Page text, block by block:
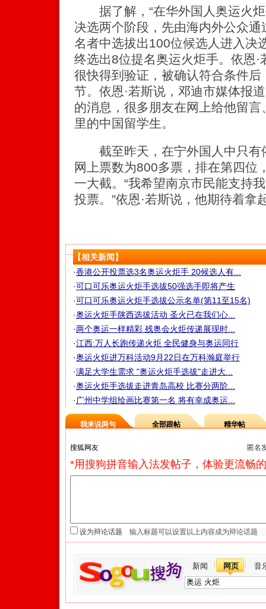
据了解，“在华外国人奥运火炬
决选两个阶段，先由海内外公众
名者中选拔出100位候选人进入决
终选出8位提名奥运火炬手。依恩
很快得到验证，被确认符合条件
节。依恩·若斯说，邓迪市媒体报
的消息，很多朋友在网上给他留
里的中国留学生。
截至昨天，在宁外国人中只有
网上票数为800多票，排在第四位
一大截。“我希望南京市民能支持
投票。”依恩·若斯说，他期待着拿
【相关新闻】
·香港公开投票选3名奥运火炬手 20候选人有...
·可口可乐奥运火炬手选拔50强选手即将产生
·可口可乐奥运火炬手选拔公示名单(第11至15名)
·奥运火炬手陕西选拔活动 圣火已在我们心...
·两个奥运一样精彩 残奥会火炬传递展现时...
·江西:万人长跑传递火炬 全民健身与奥运同行
·奥运火炬进万科活动9月22日在万科瀚庭举行
·满足大学生需求 "奥运火炬手选拔"走进大...
·奥运火炬手选拔走进青岛高校 比赛分两阶...
· 广州中学组绘画比赛第一名 将有幸成奥运...
我来说两句 全部跟帖 精华帖
匿名
*用搜狗拼音输入法发帖子，体验更流畅
设为辩论话题
新闻 网页 音